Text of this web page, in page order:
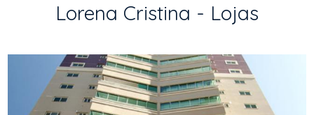
Lorena Cristina - Lojas